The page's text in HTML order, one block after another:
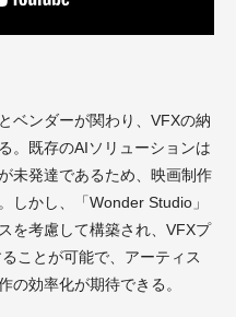
ベンダーが関わり、VFXの納
。既存のAIソリューションは
未発達であるため、映画制作
しかし、「Wonder Studio」
を考慮して構築され、VFXプ
ことが可能で、アーティス
の効率化が期待できる。